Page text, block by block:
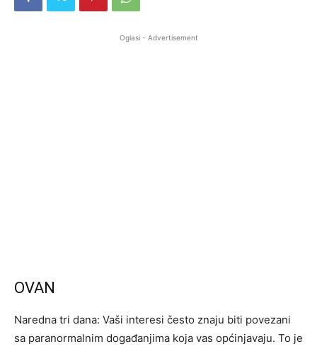
Oglasi - Advertisement
OVAN
Naredna tri dana: Vaši interesi često znaju biti povezani
sa paranormalnim događanjima koja vas općinjavaju. To je